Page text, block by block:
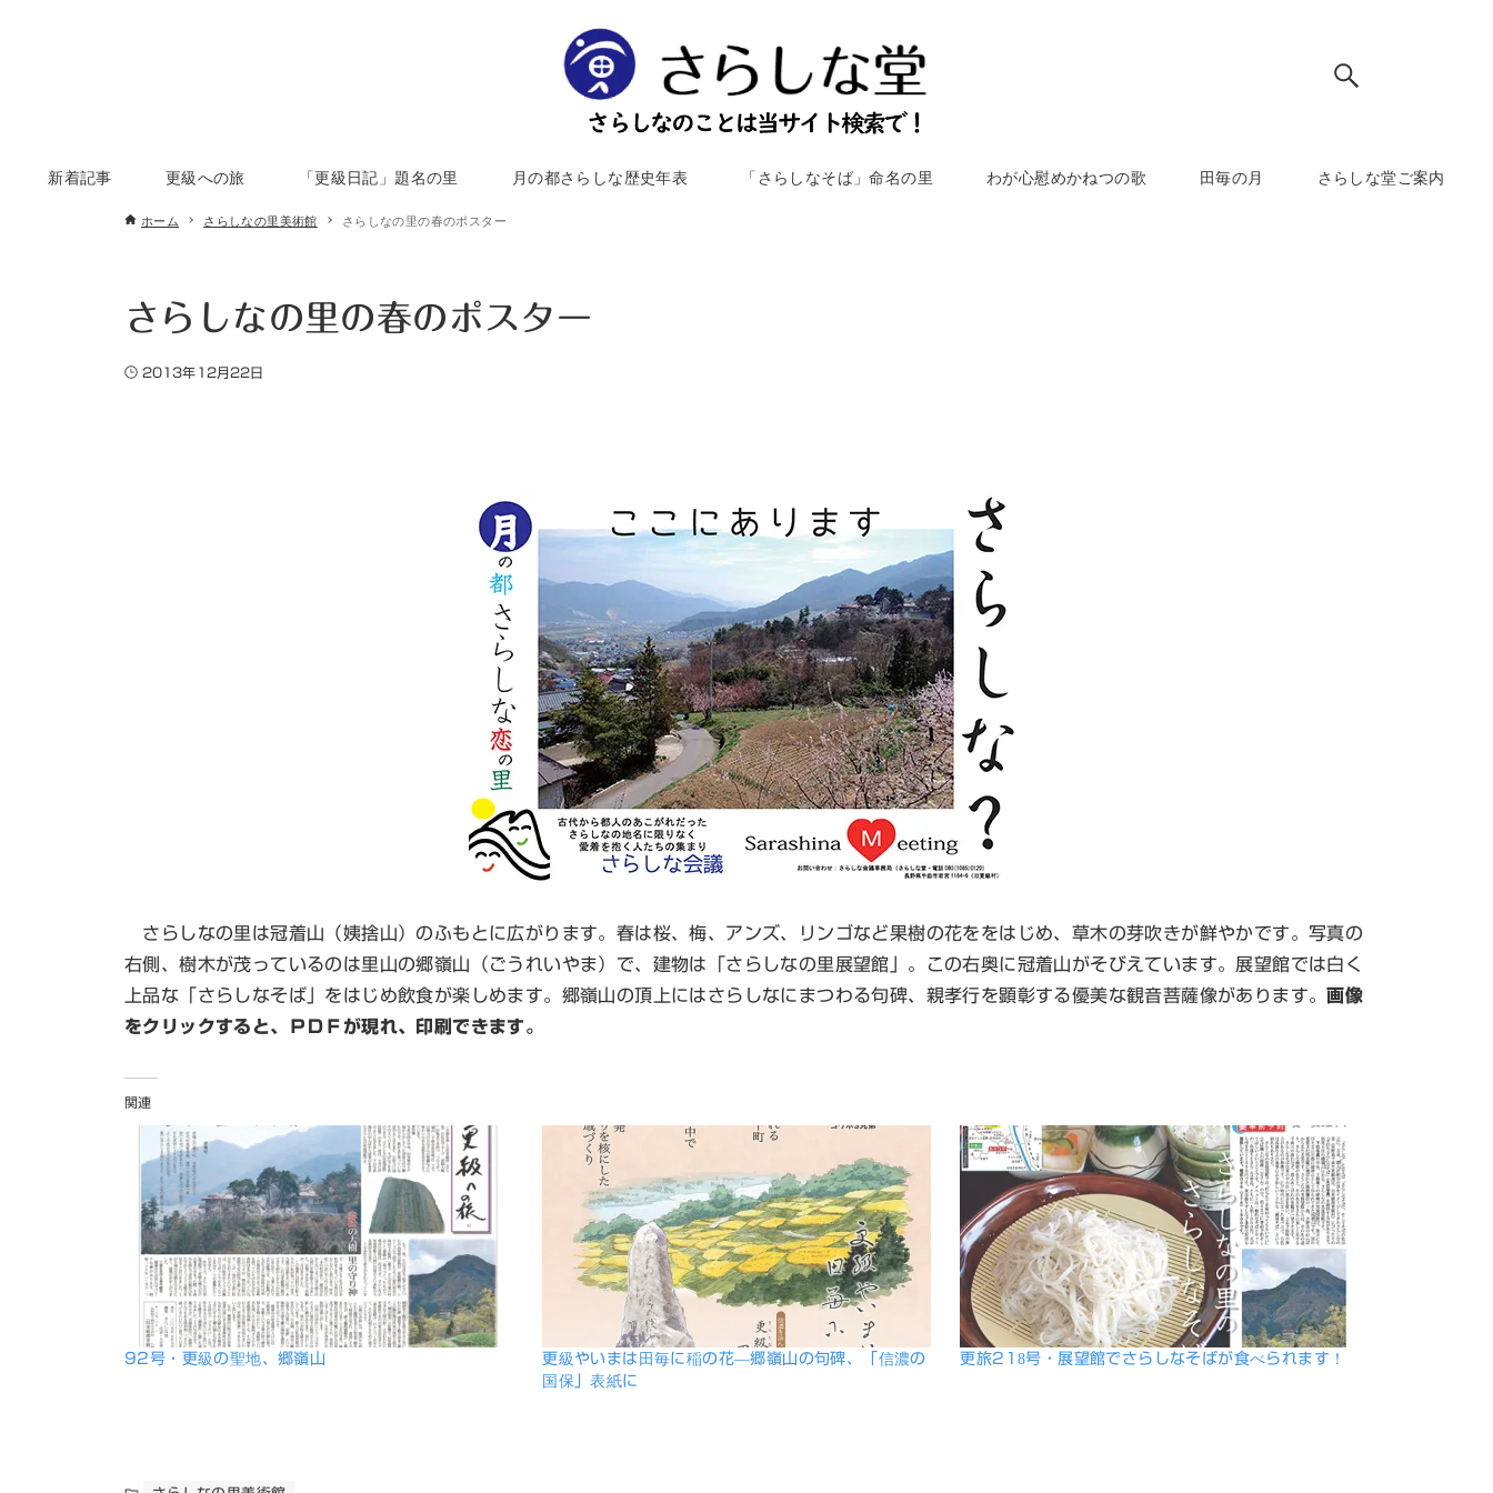
新着記事 更級への旅 「更級日記」題名の里 月の都さらしな歴史年表 「さらしなそば」命名の里 わが心慰めかねつの歌 田毎の月 さらしな堂ご案内
ホーム さらしなの里美術館 さらしなの里の春のポスター
さらしなの里の春のポスター
2013年12月22日
さらしなの里は冠着山（姨捨山）のふもとに広がります。春は桜、梅、アンズ、リンゴなど果樹の花ををはじめ、草木の芽吹きが鮮やかです。写真の
右側、樹木が茂っているのは里山の郷嶺山（ごうれいやま）で、建物は「さらしなの里展望館」。この右奥に冠着山がそびえています。展望館では白く
上品な「さらしなそば」をはじめ飲食が楽しめます。郷嶺山の頂上にはさらしなにまつわる句碑、親孝行を顕彰する優美な観音菩薩像があります。画像
をクリックすると、ＰＤＦが現れ、印刷できます。
関連
92号・更級の聖地、郷嶺山
更級やいまは田毎に稲の花―郷嶺山の句碑、「信濃の
国保」表紙に
更旅218号・展望館でさらしなそばが食べられます！